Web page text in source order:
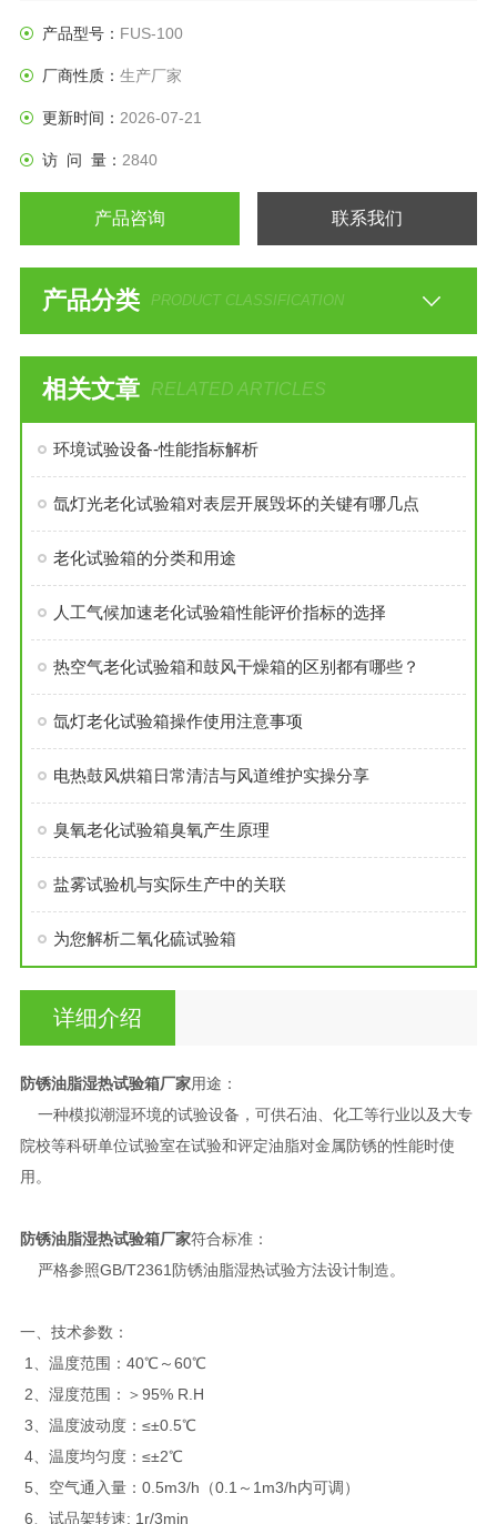
产品型号： FUS-100
厂商性质： 生产厂家
更新时间： 2026-07-21
访 问 量： 2840
产品咨询 联系我们
产品分类 PRODUCT CLASSIFICATION
相关文章 RELATED ARTICLES
环境试验设备-性能指标解析
氙灯光老化试验箱对表层开展毁坏的关键有哪几点
老化试验箱的分类和用途
人工气候加速老化试验箱性能评价指标的选择
热空气老化试验箱和鼓风干燥箱的区别都有哪些？
氙灯老化试验箱操作使用注意事项
电热鼓风烘箱日常清洁与风道维护实操分享
臭氧老化试验箱臭氧产生原理
盐雾试验机与实际生产中的关联
为您解析二氧化硫试验箱
详细介绍
防锈油脂湿热试验箱厂家用途：
一种模拟潮湿环境的试验设备，可供石油、化工等行业以及大专
院校等科研单位试验室在试验和评定油脂对金属防锈的性能时使
用。
防锈油脂湿热试验箱厂家符合标准：
严格参照GB/T2361防锈油脂湿热试验方法设计制造。
一、技术参数：
1、温度范围：40℃～60℃
2、湿度范围：＞95% R.H
3、温度波动度：≤±0.5℃
4、温度均匀度：≤±2℃
5、空气通入量：0.5m3/h（0.1～1m3/h内可调）
6、试品架转速: 1r/3min